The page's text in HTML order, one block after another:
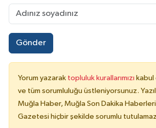
Gönder
Yorum yazarak topluluk kurallarımızı kabul
ve tüm sorumluluğu üstleniyorsunuz.
Muğla Haber, Muğla Son Dakika
Gazetesi hiçbir şekilde sorumlu